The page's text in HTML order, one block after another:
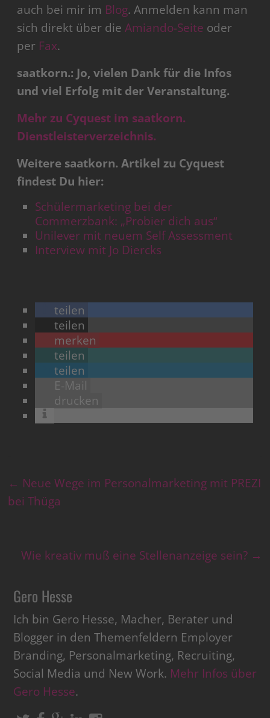
auch bei mir im Blog. Anmelden kann man
sich direkt über dieAmiando-Seite oder
per Fax.
saatkorn.: Jo, vielen Dank für die Infos
und viel Erfolg mit der Veranstaltung.
Mehr zu Cyquest im saatkorn.
Dienstleisterverzeichnis.
Weitere saatkorn. Artikel zu Cyquest
findest Du hier:
Schülermarketing bei der
Commerzbank: „Probier dich aus“
Unilever mit neuem Self Assessment
Interview mit Jo Diercks
teilen
teilen
merken
teilen
teilen
E-Mail
drucken
← Neue Wege im Personalmarketing mit PREZI
bei Thüga
Wie kreativ muß eine Stellenanzeige sein? →
Gero Hesse
Ich bin Gero Hesse, Macher, Berater und
Blogger in den Themenfeldern Employer
Branding, Personalmarketing, Recruiting,
Social Media und New Work. Mehr Infos über
Gero Hesse.